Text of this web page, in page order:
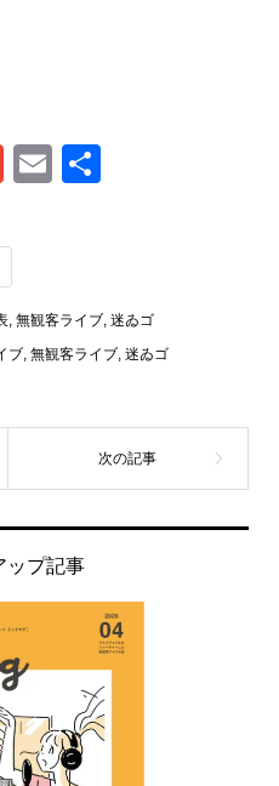
GmailEmail
, 無観客ライブ, 迷ゐゴ
ブ, 無観客ライブ, 迷ゐゴ
ップ記事